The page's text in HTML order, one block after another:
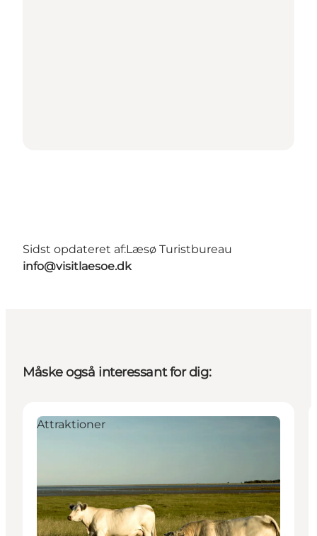
Sidst opdateret af:Læsø Turistbureau
info@visitlaesoe.dk
Måske også interessant for dig:
Attraktioner